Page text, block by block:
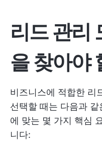
리드 관리
을 찾아야
비즈니스에 적합한 리
선택할 때는 다음과
에 맞는 몇 가지 핵심
니다: